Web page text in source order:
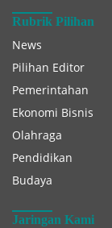
Rubrik Pilihan
News
Pilihan Editor
Pemerintahan
Ekonomi Bisnis
Olahraga
Pendidikan
Budaya
Jaringan Kami